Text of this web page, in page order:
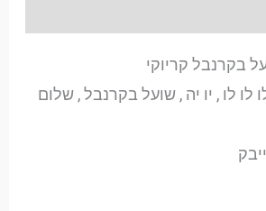
בקרנבל קריוקי
לו לו , יו יה , שועל בקרנבל , שלום